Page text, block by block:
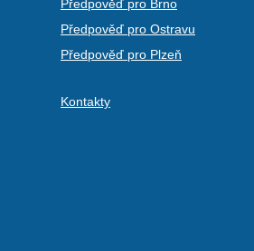
Předpověď pro Brno
Předpověď pro Ostravu
Předpověď pro Plzeň
Kontakty